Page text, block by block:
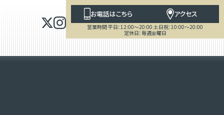
お電話はこちら アクセス
営業時間 平日：12:00～20:00 土日祝：10:00～20:00
定休日：毎週金曜日